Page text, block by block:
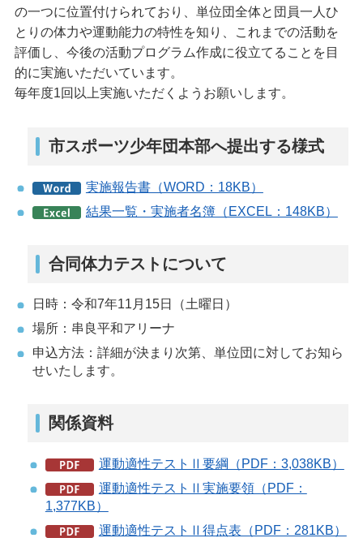
の一つに位置付けられており、単位団全体と団員一人ひ
とりの体力や運動能力の特性を知り、これまでの活動を
評価し、今後の活動プログラム作成に役立てることを目
的に実施いただいています。
毎年度1回以上実施いただくようお願いします。
市スポーツ少年団本部へ提出する様式
実施報告書（WORD：18KB）
結果一覧・実施者名簿（EXCEL：148KB）
合同体力テストについて
日時：令和7年11月15日（土曜日）
場所：串良平和アリーナ
申込方法：詳細が決まり次第、単位団に対してお知ら
せいたします。
関係資料
運動適性テストⅡ要綱（PDF：3,038KB）
運動適性テストⅡ実施要領（PDF：
1,377KB）
運動適性テストⅡ得点表（PDF：281KB）